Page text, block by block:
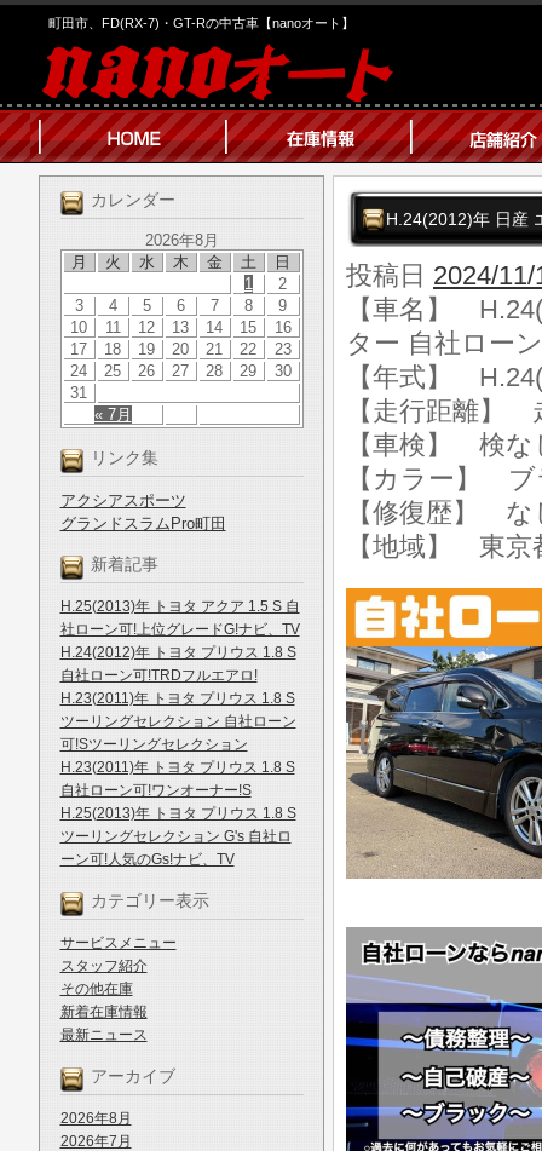
町田市、FD(RX-7)・GT-Rの中古車【nanoオート】
カレンダー
2026年8月
月
火 水 木 金 土 日
« 7月
1
2
3
4 5 6 7 8
9
10
11 12 13 14 15
16
17
18 19 20 21 22
23
24
25 26 27 28 29
30
31
リンク集
アクシアスポーツ
グランドスラムPro町田
新着記事
H.25(2013)年 トヨタ アクア 1.5 S 自
社ローン可!上位グレードG!ナビ、TV
H.24(2012)年 トヨタ プリウス 1.8 S
自社ローン可!TRDフルエアロ!
H.23(2011)年 トヨタ プリウス 1.8 S
ツーリングセレクション 自社ローン
可!Sツーリングセレクション
H.23(2011)年 トヨタ プリウス 1.8 S
自社ローン可!ワンオーナー!S
H.25(2013)年 トヨタ プリウス 1.8 S
ツーリングセレクション G's 自社ロ
ーン可!人気のGs!ナビ、TV
カテゴリー表示
サービスメニュー
スタッフ紹介
その他在庫
新着在庫情報
最新ニュース
アーカイブ
2026年8月
2026年7月
H.24(2012)年 日産
投稿日 2024/11/
【車名】
ター 自社ロー
【年式】
【走行距離】
【車検】 検な
【カラー】
【修復歴】 な
【地域】 東京